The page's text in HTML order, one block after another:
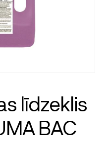
līdzeklis
BAC